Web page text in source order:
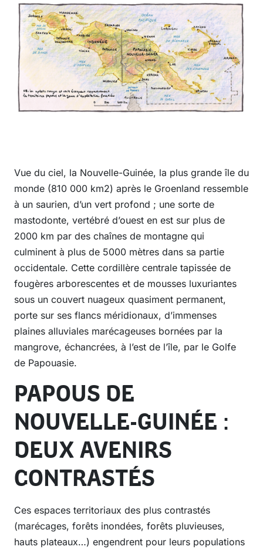
Vue du ciel, la Nouvelle-Guinée, la plus grande île du
monde (810 000 km2) après le Groenland ressemble
à un saurien, d’un vert profond ; une sorte de
mastodonte, vertébré d’ouest en est sur plus de
2000 km par des chaînes de montagne qui
culminent à plus de 5000 mètres dans sa partie
occidentale. Cette cordillère centrale tapissée de
fougères arborescentes et de mousses luxuriantes
sous un couvert nuageux quasiment permanent,
porte sur ses flancs méridionaux, d’immenses
plaines alluviales marécageuses bornées par la
mangrove, échancrées, à l’est de l’île, par le Golfe
de Papouasie.
PAPOUS DE
NOUVELLE-GUINÉE :
DEUX AVENIRS
CONTRASTÉS
Ces espaces territoriaux des plus contrastés
(marécages, forêts inondées, forêts pluvieuses,
hauts plateaux…) engendrent pour leurs populations